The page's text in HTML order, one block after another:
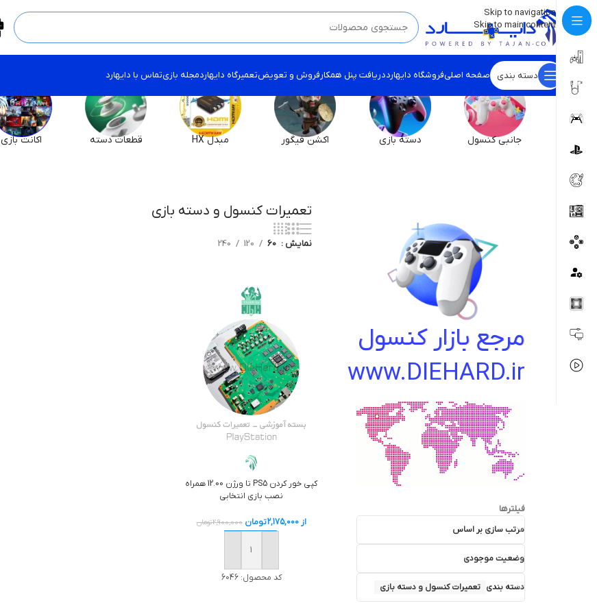
Skip to navigation
Skip to main content
💡برچسب و اسکین کنسول ها بروز شد . . . اینجا کیک کن !
دسته بندی صفحه اصلیفروشگاه دایهارددریافت پنل همکارفروش و تعویضتعمیرگاه دایهاردمجله بازیتماس با دایهارد
جانبی کنسول دسته بازی اکشن فیگور مبدل HX قطعات دسته اکانت بازی
مرجع بازار کنسول
www.DIEHARD.ir
فیلترها
مرتب سازی بر اساس
وضعیت موجودی
دسته بندی تعمیرات کنسول و دسته بازی
تعمیرات کنسول و دسته بازی
نمایش 60
120
240
کپی خور کردن PS5 تا ورژن 12.00 همراه
نصب بازی انتخابی
از2,175,000تومان 2,900,000تومان
افزودن به سبد خرید
کد محصول:6046